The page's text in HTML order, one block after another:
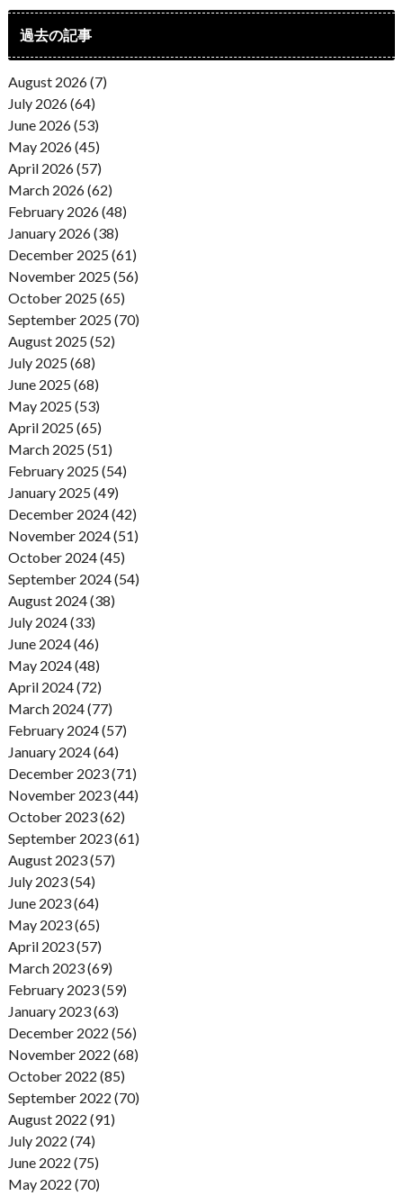
過去の記事
August 2026 (7)
July 2026 (64)
June 2026 (53)
May 2026 (45)
April 2026 (57)
March 2026 (62)
February 2026 (48)
January 2026 (38)
December 2025 (61)
November 2025 (56)
October 2025 (65)
September 2025 (70)
August 2025 (52)
July 2025 (68)
June 2025 (68)
May 2025 (53)
April 2025 (65)
March 2025 (51)
February 2025 (54)
January 2025 (49)
December 2024 (42)
November 2024 (51)
October 2024 (45)
September 2024 (54)
August 2024 (38)
July 2024 (33)
June 2024 (46)
May 2024 (48)
April 2024 (72)
March 2024 (77)
February 2024 (57)
January 2024 (64)
December 2023 (71)
November 2023 (44)
October 2023 (62)
September 2023 (61)
August 2023 (57)
July 2023 (54)
June 2023 (64)
May 2023 (65)
April 2023 (57)
March 2023 (69)
February 2023 (59)
January 2023 (63)
December 2022 (56)
November 2022 (68)
October 2022 (85)
September 2022 (70)
August 2022 (91)
July 2022 (74)
June 2022 (75)
May 2022 (70)